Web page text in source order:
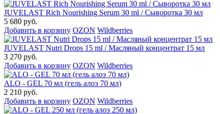
JUVELAST Rich Nourishing Serum 30 ml / Сыворотка 30 мл
5 680 руб.
Добавить в корзину OZON Wildberries
JUVELAST Nutri Drops 15 ml / Масляный концентрат 15 мл
3 270 руб.
Добавить в корзину OZON Wildberries
ALO - GEL 70 мл (гель алоэ 70 мл)
2 210 руб.
Добавить в корзину OZON Wildberries